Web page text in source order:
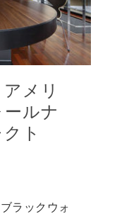
メリ
ルナ
ト
ラックウォ